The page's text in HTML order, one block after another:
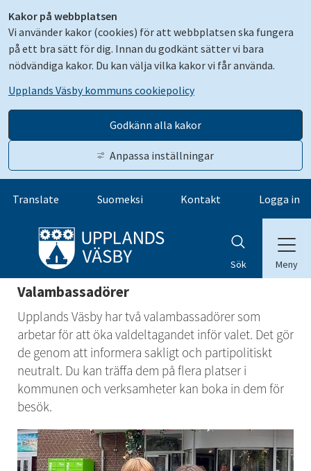
Kakor på webbplatsen
Vi använder kakor (cookies) för att webbplatsen ska fungera
på ett bra sätt för dig. Innan du godkänt sätter vi bara
nödvändiga kakor. Du kan välja vilka kakor vi får använda.
Upplands Väsby kommuns cookiepolicy
Godkänn alla kakor
Anpassa inställningar
Gå till innehåll
Translate Suomeksi Kontakt Logga in
Sök Meny
Valambassadörer
Upplands Väsby har två valambassadörer som
arbetar för att öka valdeltagandet inför valet. Det gör
de genom att informera sakligt och partipolitiskt
neutralt. Du kan träffa dem på flera platser i
kommunen och verksamheter kan boka in dem för
besök.